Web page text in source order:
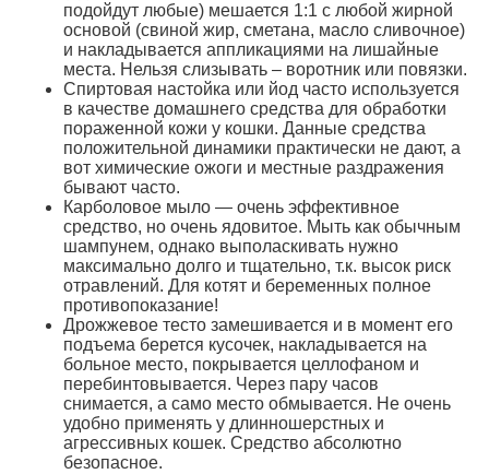
подойдут любые) мешается 1:1 с любой жирной
основой (свиной жир, сметана, масло сливочное)
и накладывается аппликациями на лишайные
места. Нельзя слизывать – воротник или повязки.
Спиртовая настойка или йод часто используется
в качестве домашнего средства для обработки
пораженной кожи у кошки. Данные средства
положительной динамики практически не дают, а
вот химические ожоги и местные раздражения
бывают часто.
Карболовое мыло — очень эффективное
средство, но очень ядовитое. Мыть как обычным
шампунем, однако выполаскивать нужно
максимально долго и тщательно, т.к. высок риск
отравлений. Для котят и беременных полное
противопоказание!
Дрожжевое тесто замешивается и в момент его
подъема берется кусочек, накладывается на
больное место, покрывается целлофаном и
перебинтовывается. Через пару часов
снимается, а само место обмывается. Не очень
удобно применять у длинношерстных и
агрессивных кошек. Средство абсолютно
безопасное.